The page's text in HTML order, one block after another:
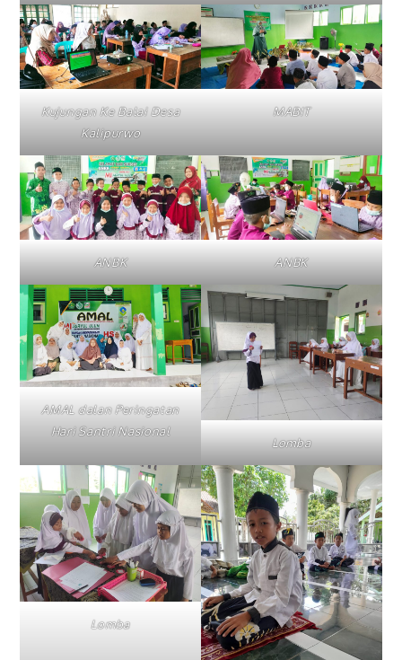
Kujungan Ke Balai Desa
Kalipurwo
MABIT
ANBK ANBK
AMAL dalan Peringatan
Hari Santri Nasional
Lomba
Lomba